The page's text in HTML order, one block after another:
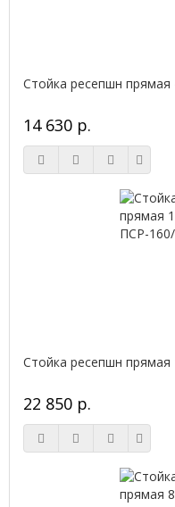
Стойка ресепшн
14 630 р.
Стойка ресепшн
22 850 р.